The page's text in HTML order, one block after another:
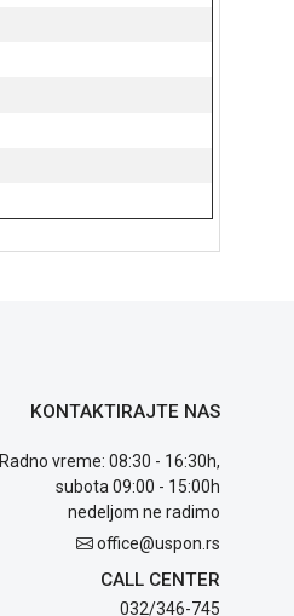
KONTAKTIRAJTE NAS
Radno vreme: 08:30 - 16:30h,
subota 09:00 - 15:00h
nedeljom ne radimo
office@uspon.rs
CALL CENTER
032/346-745